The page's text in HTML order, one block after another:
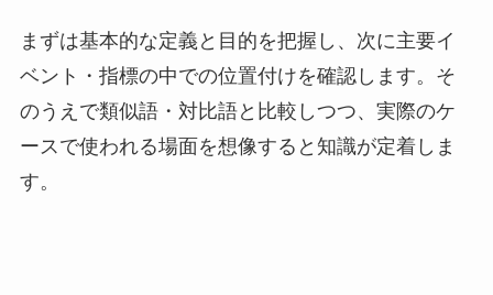
まずは基本的な定義と目的を把握し、次に主要イ
ベント・指標の中での位置付けを確認します。そ
のうえで類似語・対比語と比較しつつ、実際のケ
ースで使われる場面を想像すると知識が定着しま
す。